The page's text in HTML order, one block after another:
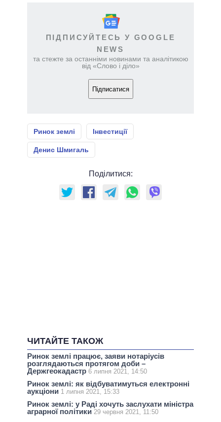
ПІДПИСУЙТЕСЬ У GOOGLE
NEWS
та стежте за останніми новинами та аналітикою
від «Слово і діло»
Підписатися
Ринок землі Інвестиції
Денис Шмигаль
Поділитися:
ЧИТАЙТЕ ТАКОЖ
Ринок землі працює, заяви нотаріусів
розглядаються протягом доби –
Держгеокадастр 6 липня 2021, 14:50
Ринок землі: як відбуватимуться електронні
аукціони 1 липня 2021, 15:33
Ринок землі: у Раді хочуть заслухати міністра
аграрної політики 29 червня 2021, 11:50